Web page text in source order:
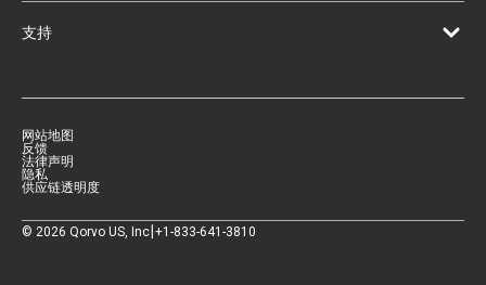
支持
网站地图
反馈
法律声明
隐私
供应链透明度
© 2026 Qorvo US, Inc|+1-833-641-3810